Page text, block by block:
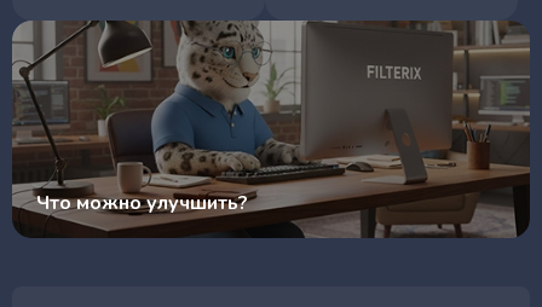
Что можно улучшить?